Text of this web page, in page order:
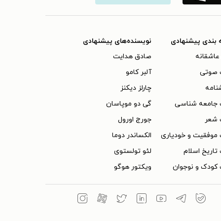
بندی پیشنهادی
صوتی
جامعه شناسی
شعر
موفقیت و خودیاری
اسلام
کودک و نوجوان
نویسنده‌های پیشنهادی
صادق هدایت
آلبر کامو
چارلز دیکنز
گی دو موپاسان
جورج اورول
الکساندر دوما
لئو تولستوی
ویکتور هوگو